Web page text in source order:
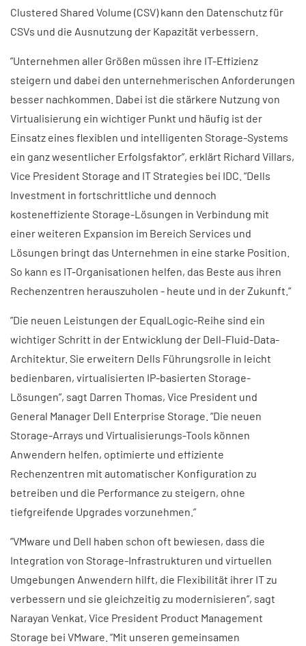
Clustered Shared Volume (CSV) kann den Datenschutz für
CSVs und die Ausnutzung der Kapazität verbessern.
”Unternehmen aller Größen müssen ihre IT-Effizienz
steigern und dabei den unternehmerischen Anforderungen
besser nachkommen. Dabei ist die stärkere Nutzung von
Virtualisierung ein wichtiger Punkt und häufig ist der
Einsatz eines flexiblen und intelligenten Storage-Systems
ein ganz wesentlicher Erfolgsfaktor”, erklärt Richard Villars,
Vice President Storage and IT Strategies bei IDC. ”Dells
Investment in fortschrittliche und dennoch
kosteneffiziente Storage-Lösungen in Verbindung mit
einer weiteren Expansion im Bereich Services und
Lösungen bringt das Unternehmen in eine starke Position.
So kann es IT-Organisationen helfen, das Beste aus ihren
Rechenzentren herauszuholen - heute und in der Zukunft.”
”Die neuen Leistungen der EqualLogic-Reihe sind ein
wichtiger Schritt in der Entwicklung der Dell-Fluid-Data-
Architektur. Sie erweitern Dells Führungsrolle in leicht
bedienbaren, virtualisierten IP-basierten Storage-
Lösungen”, sagt Darren Thomas, Vice President und
General Manager Dell Enterprise Storage. ”Die neuen
Storage-Arrays und Virtualisierungs-Tools können
Anwendern helfen, optimierte und effiziente
Rechenzentren mit automatischer Konfiguration zu
betreiben und die Performance zu steigern, ohne
tiefgreifende Upgrades vorzunehmen.”
”VMware und Dell haben schon oft bewiesen, dass die
Integration von Storage-Infrastrukturen und virtuellen
Umgebungen Anwendern hilft, die Flexibilität ihrer IT zu
verbessern und sie gleichzeitig zu modernisieren”, sagt
Narayan Venkat, Vice President Product Management
Storage bei VMware. ”Mit unseren gemeinsamen